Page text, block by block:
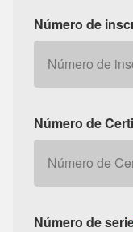
Número de
Número de
Número de